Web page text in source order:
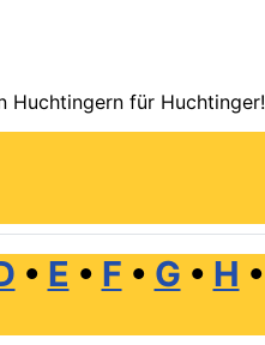
Huchtingern für Huchtinger!
• E • F • G • H •